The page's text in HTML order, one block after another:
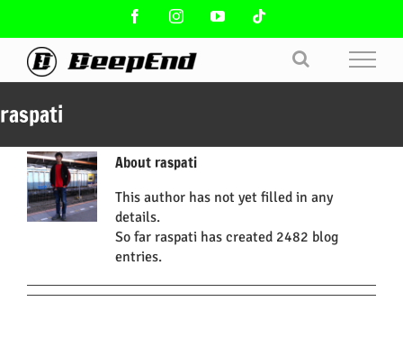
content
FacebookInstagramYouTube
raspati
About raspati
This author has not yet filled in any
details.
So far raspati has created 2482 blog
entries.